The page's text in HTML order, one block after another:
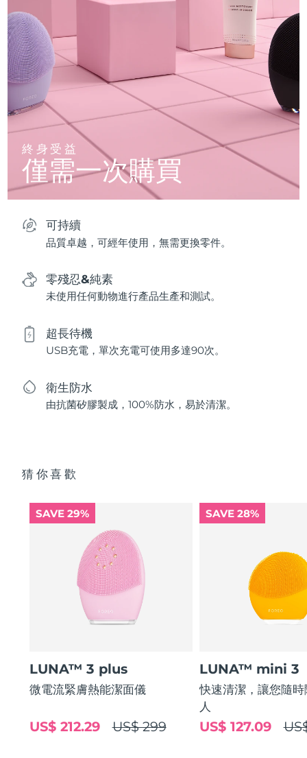
終身受益
僅需一次購買
可持續
品質卓越，可經年使用，無需更換零件。
零殘忍&純素
未使用任何動物進行產品生產和測試。
超長待機
USB充電，單次充電可使用多達90次。
衛生防水
由抗菌矽膠製成，100%防水，易於清潔。
猜你喜歡
SAVE 29%
LUNA™ 3 plus
微電流緊膚熱能潔面儀
US$ 299
US$ 212.29
SAVE 28%
LUNA™ mini 3
快速清潔，讓您隨
人
US$ 127.09